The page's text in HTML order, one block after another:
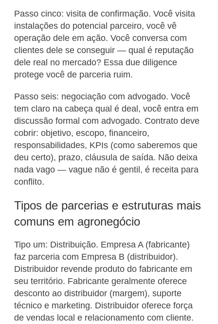
Passo cinco: visita de confirmação. Você visita
instalações do potencial parceiro, você vê
operação dele em ação. Você conversa com
clientes dele se conseguir — qual é reputação
dele real no mercado? Essa due diligence
protege você de parceria ruim.
Passo seis: negociação com advogado. Você
tem claro na cabeça qual é deal, você entra em
discussão formal com advogado. Contrato deve
cobrir: objetivo, escopo, financeiro,
responsabilidades, KPIs (como saberemos que
deu certo), prazo, cláusula de saída. Não deixa
nada vago — vague não é gentil, é receita para
conflito.
Tipos de parcerias e estruturas mais
comuns em agronegócio
Tipo um: Distribuição. Empresa A (fabricante)
faz parceria com Empresa B (distribuidor).
Distribuidor revende produto do fabricante em
seu território. Fabricante geralmente oferece
desconto ao distribuidor (margem), suporte
técnico e marketing. Distribuidor oferece força
de vendas local e relacionamento com cliente.